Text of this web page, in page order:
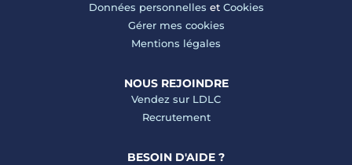
Données personnelles et Cookies
Gérer mes cookies
Mentions légales
NOUS REJOINDRE
Vendez sur LDLC
Recrutement
BESOIN D'AIDE ?